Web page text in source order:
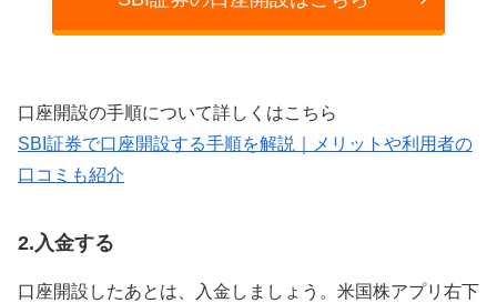
口座開設の手順について詳しくはこちら
SBI証券で口座開設する手順を解説｜メリットや利用者の
口コミも紹介
2.入金する
口座開設したあとは、入金しましょう。米国株アプリ右下